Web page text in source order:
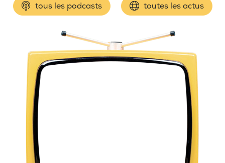
tous les podcasts toutes les actus